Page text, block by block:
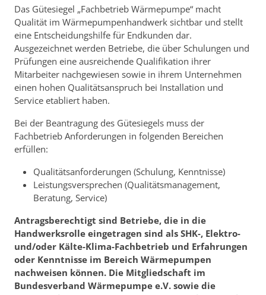
Das Gütesiegel „Fachbetrieb Wärmepumpe“ macht
Qualität im Wärmepumpenhandwerk sichtbar und stellt
eine Entscheidungshilfe für Endkunden dar.
Ausgezeichnet werden Betriebe, die über Schulungen und
Prüfungen eine ausreichende Qualifikation ihrer
Mitarbeiter nachgewiesen sowie in ihrem Unternehmen
einen hohen Qualitätsanspruch bei Installation und
Service etabliert haben.
Bei der Beantragung des Gütesiegels muss der
Fachbetrieb Anforderungen in folgenden Bereichen
erfüllen:
Qualitätsanforderungen (Schulung, Kenntnisse)
Leistungsversprechen (Qualitätsmanagement,
Beratung, Service)
Antragsberechtigt sind Betriebe, die in die
Handwerksrolle eingetragen sind als SHK-, Elektro-
und/oder Kälte-Klima-Fachbetrieb und Erfahrungen
oder Kenntnisse im Bereich Wärmepumpen
nachweisen können. Die Mitgliedschaft im
Bundesverband Wärmepumpe e.V. sowie die